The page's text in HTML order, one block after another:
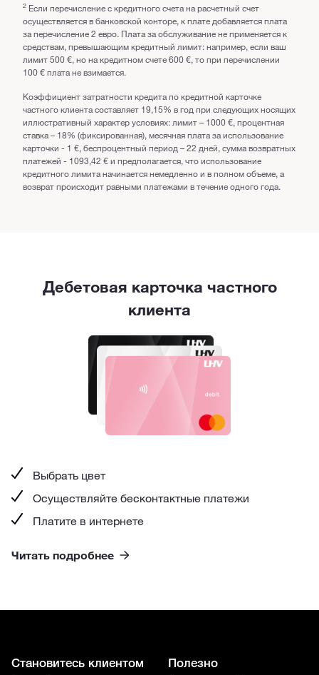
2 Если перечисление с кредитного счета на расчетный счет
осуществляется в банковской конторе, к плате добавляется плата
за перечисление 2 eвро. Плата за обслуживание не применяется к
средствам, превышающим кредитный лимит: например, если ваш
лимит 500 €, но на кредитном счете 600 €, то при перечислении
100 € плата не взимается.
Коэффициент затратности кредита по кредитной карточке
частного клиента составляет 19,15% в год при следующих носящих
иллюстративный характер условиях: лимит – 1000 €, процентная
ставка – 18% (фиксированная), месячная плата за использование
карточки - 1 €, беспроцентный период – 22 дней, сумма возвратных
платежей - 1093,42 € и предполагается, что использование
кредитного лимита начинается немедленно и в полном объеме, а
возврат происходит равными платежами в течение одного года.
Дебетовая карточка частного
клиента
Выбрать цвет
Осуществляйте бесконтактные платежи
Платите в интернете
Читать подробнее
Становитесь клиентом Полезно